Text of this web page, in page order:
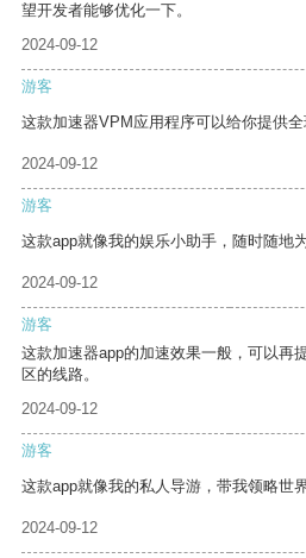
望开发者能够优化一下。
2024-09-12
游客
这款加速器VPM应用程序可以给你提供全
2024-09-12
游客
这款app就像我的娱乐小助手，随时随地
2024-09-12
游客
这款加速器app的加速效果一般，可以再
区的线路。
2024-09-12
游客
这款app就像我的私人导游，带我领略世
2024-09-12